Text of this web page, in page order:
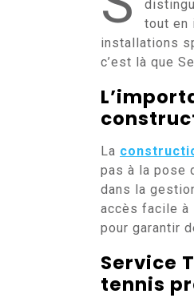
tout en
installations
c’est là que
La
pas à la pose
dans la
accès facile à
pour garantir
Service
tennis